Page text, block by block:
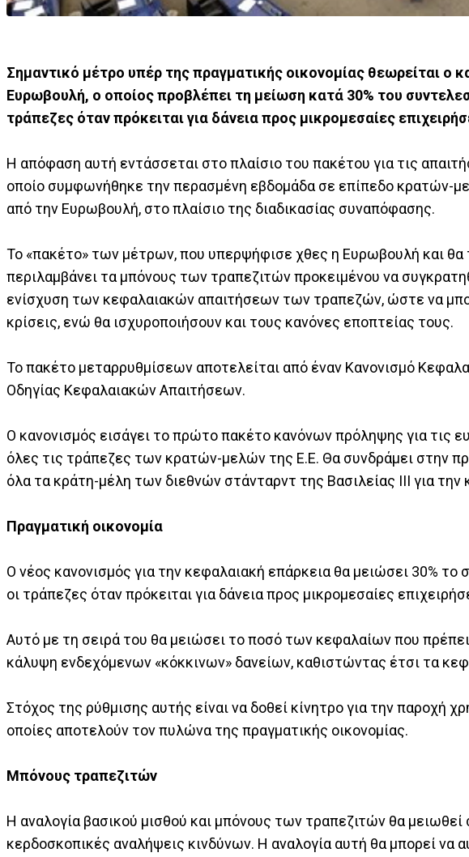
Σημαντικό μέτρο υπέρ της πραγματικής οικονομίας θεωρείται ο
Ευρωβουλή, ο οποίος προβλέπει τη μείωση κατά 30% του
τράπεζες όταν πρόκειται για δάνεια προς μικρομεσαίες
Η απόφαση αυτή εντάσσεται στο πλαίσιο του πακέτου για τις
οποίο συμφωνήθηκε την περασμένη εβδομάδα σε επίπεδο κρατών-
από την Ευρωβουλή, στο πλαίσιο της διαδικασίας συναπόφασης.
Το «πακέτο» των μέτρων, που υπερψήφισε χθες η Ευρωβουλή και θα
περιλαμβάνει τα μπόνους των τραπεζιτών προκειμένου να
ενίσχυση των κεφαλαιακών απαιτήσεων των τραπεζών, ώστε να
κρίσεις, ενώ θα ισχυροποιήσουν και τους κανόνες εποπτείας τους.
Το πακέτο μεταρρυθμίσεων αποτελείται από έναν Κανονισμό
Οδηγίας Κεφαλαιακών Απαιτήσεων.
Ο κανονισμός εισάγει το πρώτο πακέτο κανόνων πρόληψης για τις
όλες τις τράπεζες των κρατών-μελών της Ε.Ε. Θα συνδράμει στην
όλα τα κράτη-μέλη των διεθνών στάνταρντ της Βασιλείας III για
Πραγματική οικονομία
Ο νέος κανονισμός για την κεφαλαιακή επάρκεια θα μειώσει 30%
οι τράπεζες όταν πρόκειται για δάνεια προς μικρομεσαίες
Αυτό με τη σειρά του θα μειώσει το ποσό των κεφαλαίων που
κάλυψη ενδεχόμενων «κόκκινων» δανείων, καθιστώντας έτσι τα
Στόχος της ρύθμισης αυτής είναι να δοθεί κίνητρο για την παροχή
οποίες αποτελούν τον πυλώνα της πραγματικής οικονομίας.
Μπόνους τραπεζιτών
Η αναλογία βασικού μισθού και μπόνους των τραπεζιτών θα μειωθεί
κερδοσκοπικές αναλήψεις κινδύνων. Η αναλογία αυτή θα μπορεί να